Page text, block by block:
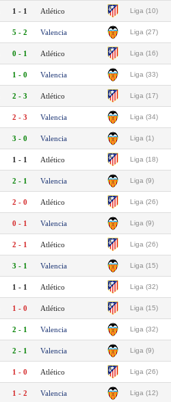
1 - 1 Atlético Liga (10)
5 - 2 Valencia Liga (27)
0 - 1 Atlético Liga (16)
1 - 0 Valencia Liga (33)
2 - 3 Atlético Liga (17)
2 - 3 Valencia Liga (34)
3 - 0 Valencia Liga (1)
1 - 1 Atlético Liga (18)
2 - 1 Valencia Liga (9)
2 - 0 Atlético Liga (26)
0 - 1 Valencia Liga (9)
2 - 1 Atlético Liga (26)
3 - 1 Valencia Liga (15)
1 - 1 Atlético Liga (32)
1 - 0 Atlético Liga (15)
2 - 1 Valencia Liga (32)
2 - 1 Valencia Liga (9)
1 - 0 Atlético Liga (26)
1 - 2 Valencia Liga (12)